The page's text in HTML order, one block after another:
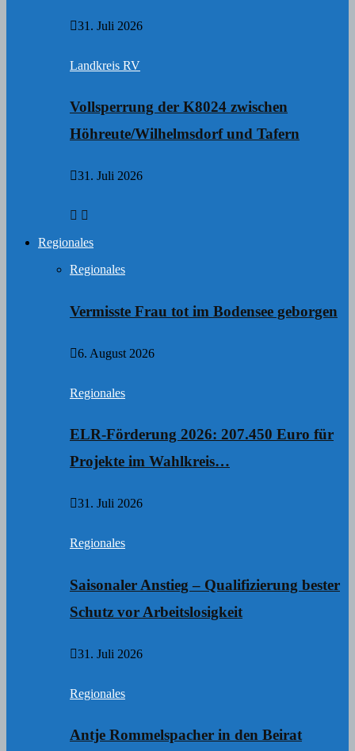
31. Juli 2026
Landkreis RV
Vollsperrung der K8024 zwischen
Höhreute/Wilhelmsdorf und Tafern
31. Juli 2026
Regionales
Regionales
Vermisste Frau tot im Bodensee geborgen
6. August 2026
Regionales
ELR-Förderung 2026: 207.450 Euro für
Projekte im Wahlkreis…
31. Juli 2026
Regionales
Saisonaler Anstieg – Qualifizierung bester
Schutz vor Arbeitslosigkeit
31. Juli 2026
Regionales
Antje Rommelspacher in den Beirat